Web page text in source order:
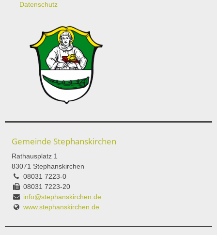
Datenschutz
Gemeinde Stephanskirchen
Rathausplatz 1
83071 Stephanskirchen
08031 7223-0
08031 7223-20
info@stephanskirchen.de
www.stephanskirchen.de